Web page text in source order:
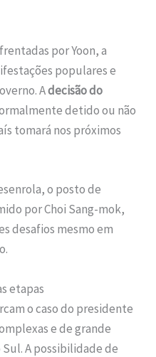
por Yoon, a
populares e
Adecisão do
detido ou não
tomará nos próximos
o posto de
por Choi Sang-mok,
desafios mesmo em
etapas
o caso do presidente
e de grande
A possibilidade de